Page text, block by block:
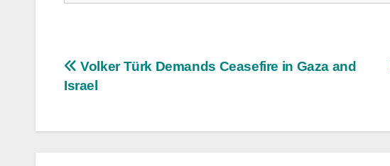
Post
Volker Türk Demands Ceasefire in Gaza and
Israel